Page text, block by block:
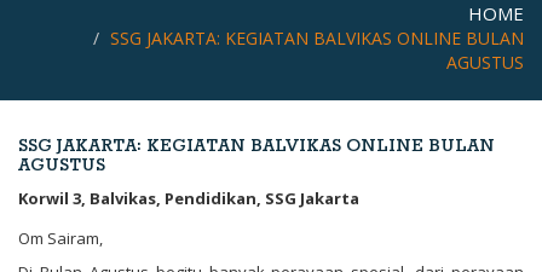
HOME
SSG JAKARTA: KEGIATAN BALVIKAS ONLINE BULAN
AGUSTUS
SSG JAKARTA: KEGIATAN BALVIKAS ONLINE BULAN
AGUSTUS
Korwil 3, Balvikas, Pendidikan, SSG Jakarta
Om Sairam,